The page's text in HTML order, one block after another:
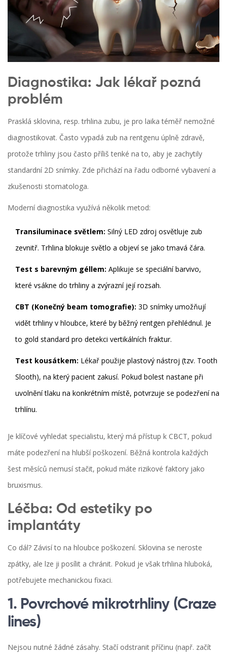
Diagnostika: Jak lékař pozná
problém
Prasklá sklovina, resp. trhlina zubu, je pro laika téměř nemožné
diagnostikovat. Často vypadá zub na rentgenu úplně zdravě,
protože trhliny jsou často příliš tenké na to, aby je zachytily
standardní 2D snímky. Zde přichází na řadu odborné vybavení a
zkušenosti stomatologa.
Moderní diagnostika využívá několik metod:
Transiluminace světlem: Silný LED zdroj osvětluje zub
zevnitř. Trhlina blokuje světlo a objeví se jako tmavá čára.
Test s barevným géllem: Aplikuje se speciální barvivo,
které vsákne do trhliny a zvýrazní její rozsah.
CBT (Konečný beam tomografie): 3D snímky umožňují
vidět trhliny v hloubce, které by běžný rentgen přehlédnul. Je
to gold standard pro detekci vertikálních fraktur.
Test kousátkem: Lékař použije plastový nástroj (tzv. Tooth
Slooth), na který pacient zakusí. Pokud bolest nastane při
uvolnění tlaku na konkrétním místě, potvrzuje se podezření na
trhlínu.
Je klíčové vyhledat specialistu, který má přístup k CBCT, pokud
máte podezření na hlubší poškození. Běžná kontrola každých
šest měsíců nemusí stačit, pokud máte rizikové faktory jako
bruxismus.
Léčba: Od estetiky po
implantáty
Co dál? Závisí to na hloubce poškození. Sklovina se neroste
zpátky, ale lze ji posílit a chránit. Pokud je však trhlina hluboká,
potřebujete mechanickou fixaci.
1. Povrchové mikrotrhliny (Craze
lines)
Nejsou nutné žádné zásahy. Stačí odstranit příčinu (např. začít